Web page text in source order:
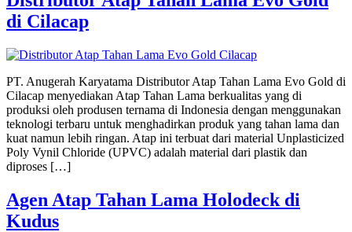
di Cilacap
PT. Anugerah Karyatama Distributor Atap Tahan Lama Evo Gold di
Cilacap menyediakan Atap Tahan Lama berkualitas yang di
produksi oleh produsen ternama di Indonesia dengan menggunakan
teknologi terbaru untuk menghadirkan produk yang tahan lama dan
kuat namun lebih ringan. Atap ini terbuat dari material Unplasticized
Poly Vynil Chloride (UPVC) adalah material dari plastik dan
diproses […]
Agen Atap Tahan Lama Holodeck di
Kudus